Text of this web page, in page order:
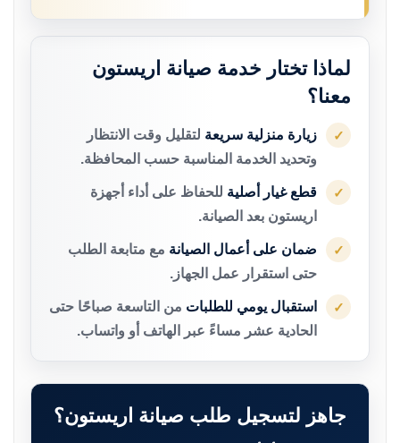
لماذا تختار خدمة صيانة اريستون
معنا؟
✓ زيارة منزلية سريعة لتقليل وقت الانتظار
وتحديد الخدمة المناسبة حسب المحافظة.
✓ قطع غيار أصلية للحفاظ على أداء أجهزة
اريستون بعد الصيانة.
✓ ضمان على أعمال الصيانة مع متابعة الطلب
حتى استقرار عمل الجهاز.
✓ استقبال يومي للطلبات من التاسعة صباحًا حتى
الحادية عشر مساءً عبر الهاتف أو واتساب.
جاهز لتسجيل طلب صيانة اريستون؟